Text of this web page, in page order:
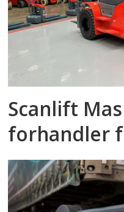
Scanlift
forhandler